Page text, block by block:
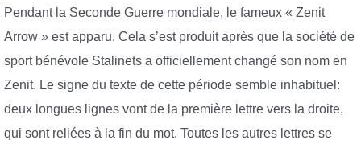
Pendant la Seconde Guerre mondiale, le fameux « Zenit
Arrow » est apparu. Cela s’est produit après que la société de
sport bénévole Stalinets a officiellement changé son nom en
Zenit. Le signe du texte de cette période semble inhabituel:
deux longues lignes vont de la première lettre vers la droite,
qui sont reliées à la fin du mot. Toutes les autres lettres se